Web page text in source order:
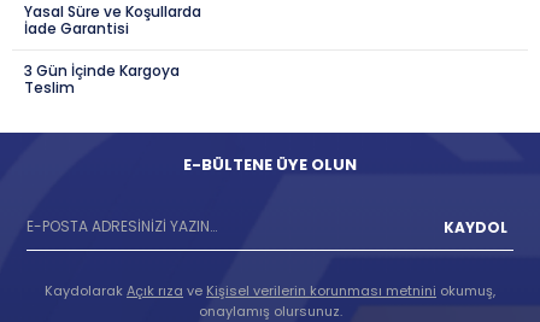
Yasal Süre ve Koşullarda
İade Garantisi
3 Gün İçinde Kargoya
Teslim
E-BÜLTENE ÜYE OLUN
KAYDOL
KaydolarakAçık rıza ve Kişisel verilerin korunması metnini okumuş,
onaylamış olursunuz.